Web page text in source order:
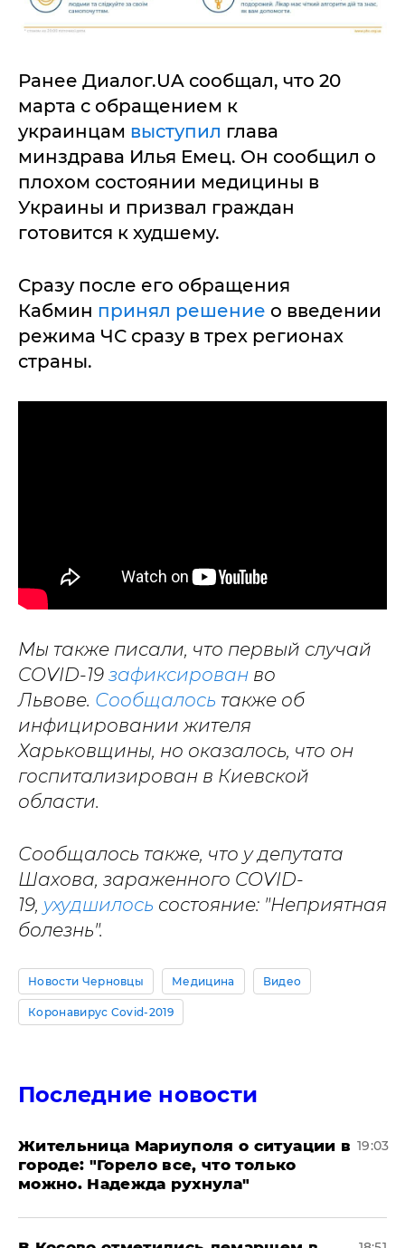
Ранее Диалог.UA сообщал, что 20
марта с обращением к
украинцам выступил глава
минздрава Илья Емец. Он сообщил о
плохом состоянии медицины в
Украины и призвал граждан
готовится к худшему.
Сразу после его обращения
Кабмин принял решение о введении
режима ЧС сразу в трех регионах
страны.
Мы также писали, что первый случай
COVID-19 зафиксирован во
Львове. Сообщалось также об
инфицировании жителя
Харьковщины, но оказалось, что он
госпитализирован в Киевской
области.
Сообщалось также, что у депутата
Шахова, зараженного COVID-
19, ухудшилось состояние: "Неприятная
болезнь".
Новости Черновцы Медицина Видео
Коронавирус Covid-2019
Последние новости
Жительница Мариуполя о ситуации в
городе: "Горело все, что только
можно. Надежда рухнула"
19:03